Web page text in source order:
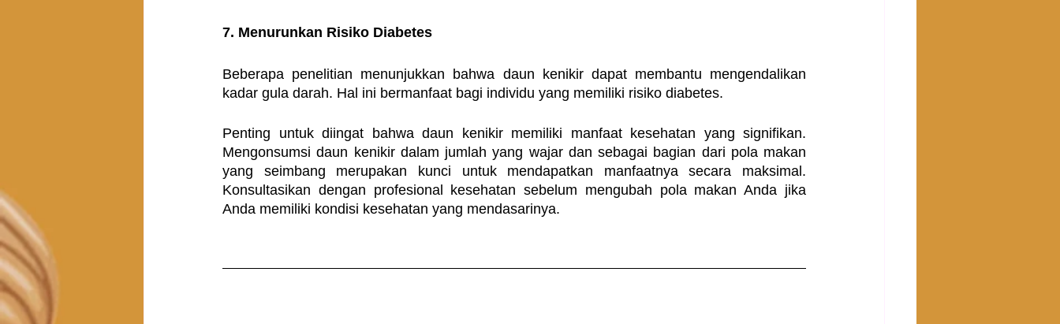
7. Menurunkan Risiko Diabetes
Beberapa penelitian menunjukkan bahwa daun kenikir dapat membantu mengendalikan
kadar gula darah. Hal ini bermanfaat bagi individu yang memiliki risiko diabetes.
Penting untuk diingat bahwa daun kenikir memiliki manfaat kesehatan yang signifikan.
Mengonsumsi daun kenikir dalam jumlah yang wajar dan sebagai bagian dari pola makan
yang seimbang merupakan kunci untuk mendapatkan manfaatnya secara maksimal.
Konsultasikan dengan profesional kesehatan sebelum mengubah pola makan Anda jika
Anda memiliki kondisi kesehatan yang mendasarinya.